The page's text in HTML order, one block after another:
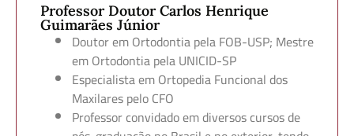
Professor Doutor Carlos Henrique
Guimarães Júnior
Doutor em Ortodontia pela FOB-USP; Mestre
em Ortodontia pela UNICID-SP
Especialista em Ortopedia Funcional dos
Maxilares pelo CFO
Professor convidado em diversos cursos de